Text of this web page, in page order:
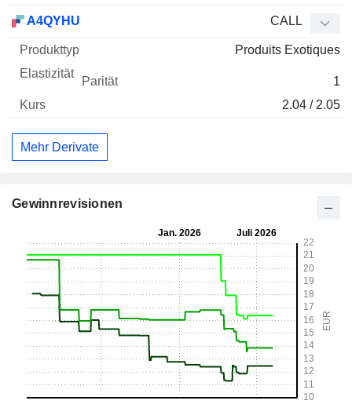
A4QYHU CALL
Produits Exotiques
1
2.04 / 2.05
Mehr Derivate
Gewinnrevisionen